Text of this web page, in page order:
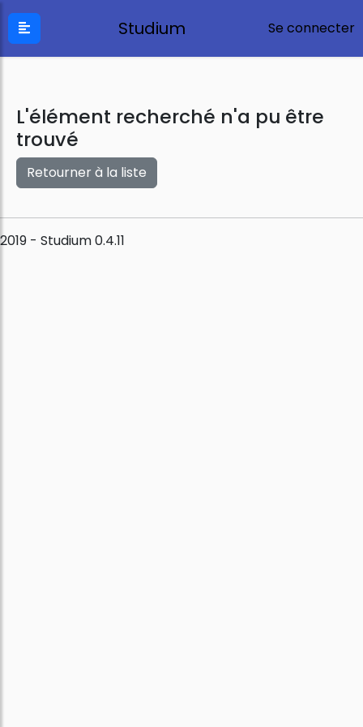
Studium Se connecter
L'élément recherché n'a pu être
trouvé
Retourner à la liste
2019 - Studium 0.4.11